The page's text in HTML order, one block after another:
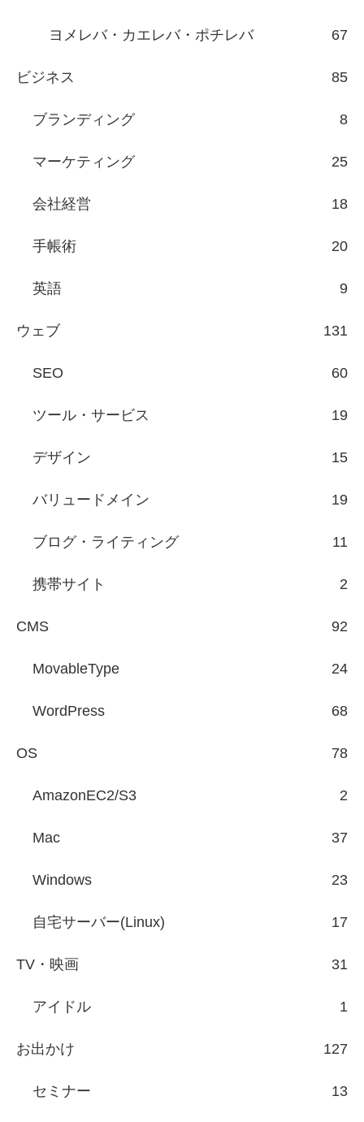
ヨメレバ・カエレバ・ポチレバ 67
ビジネス 85
ブランディング 8
マーケティング 25
会社経営 18
手帳術 20
英語 9
ウェブ 131
SEO 60
ツール・サービス 19
デザイン 15
バリュードメイン 19
ブログ・ライティング 11
携帯サイト 2
CMS 92
MovableType 24
WordPress 68
OS 78
AmazonEC2/S3 2
Mac 37
Windows 23
自宅サーバー(Linux) 17
TV・映画 31
アイドル 1
お出かけ 127
セミナー 13